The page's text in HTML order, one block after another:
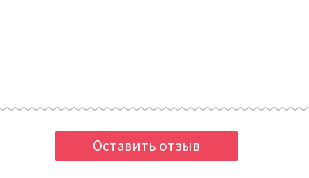
Оставить отзыв